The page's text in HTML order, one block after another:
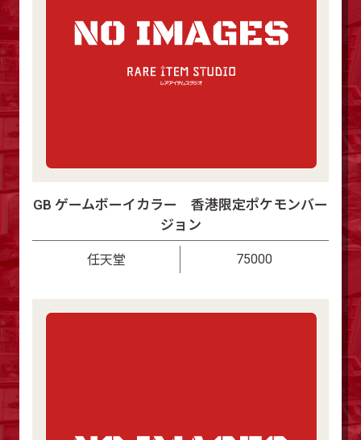
GB ゲームボーイカラー 香港限定ポケモンバー
ジョン
任天堂 75000